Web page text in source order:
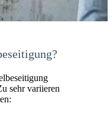
sehr variieren